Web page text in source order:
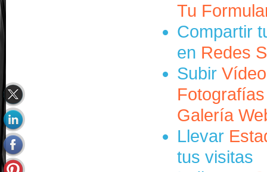
Tu
Compartir
en Redes
Subir
Fotografías
Galería
Llevar
tus visitas